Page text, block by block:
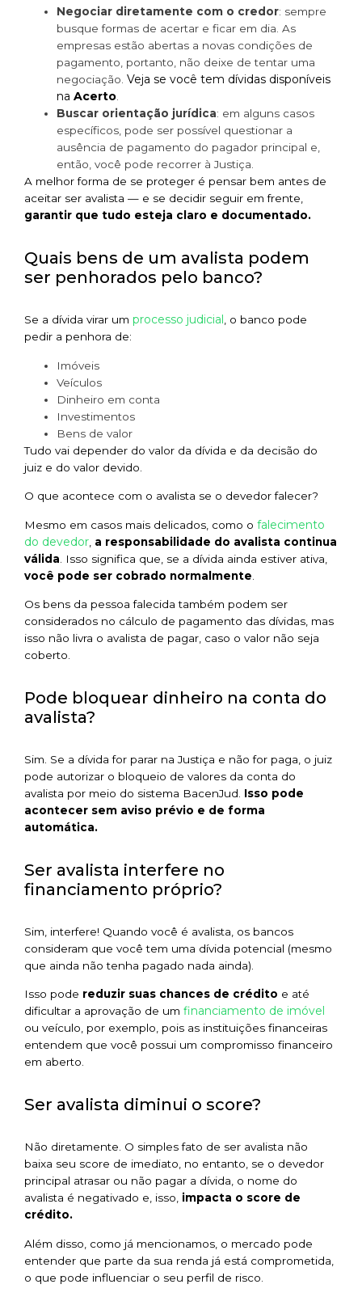
Negociar diretamente com o credor: sempre
busque formas de acertar e ficar em dia. As
empresas estão abertas a novas condições de
pagamento, portanto, não deixe de tentar uma
negociação. Veja se você tem dívidas disponíveis
na Acerto.
Buscar orientação jurídica: em alguns casos
específicos, pode ser possível questionar a
ausência de pagamento do pagador principal e,
então, você pode recorrer à Justiça.
A melhor forma de se proteger é pensar bem antes de
aceitar ser avalista — e se decidir seguir em frente,
garantir que tudo esteja claro e documentado.
Quais bens de um avalista podem
ser penhorados pelo banco?
Se a dívida virar um processo judicial , o banco pode
pedir a penhora de:
Imóveis
Veículos
Dinheiro em conta
Investimentos
Bens de valor
Tudo vai depender do valor da dívida e da decisão do
juiz e do valor devido.
O que acontece com o avalista se o devedor falecer?
Mesmo em casos mais delicados, como o falecimento
do devedor a responsabilidade do avalista continua
válida . Isso significa que, se a dívida ainda estiver ativa,
você pode ser cobrado normalmente
Os bens da pessoa falecida também podem ser
considerados no cálculo de pagamento das dívidas, mas
isso não livra o avalista de pagar, caso o valor não seja
coberto.
Pode bloquear dinheiro na conta do
avalista?
Sim. Se a dívida for parar na Justiça e não for paga, o juiz
pode autorizar o bloqueio de valores da conta do
avalista por meio do sistema BacenJud. Isso pode
acontecer sem aviso prévio e de forma
automática.
Ser avalista interfere no
financiamento próprio?
Sim, interfere! Quando você é avalista, os bancos
consideram que você tem uma dívida potencial (mesmo
que ainda não tenha pagado nada ainda).
Isso pode reduzir suas chances de crédito e até
dificultar a aprovação de um financiamento de imóvel
ou veículo, por exemplo, pois as instituições financeiras
entendem que você possui um compromisso financeiro
em aberto.
Ser avalista diminui o score?
Não diretamente. O simples fato de ser avalista não
baixa seu score de imediato, no entanto, se o devedor
principal atrasar ou não pagar a dívida, o nome do
avalista é negativado e, isso, impacta o score de
crédito.
Além disso, como já mencionamos, o mercado pode
entender que parte da sua renda já está comprometida,
o que pode influenciar o seu perfil de risco.